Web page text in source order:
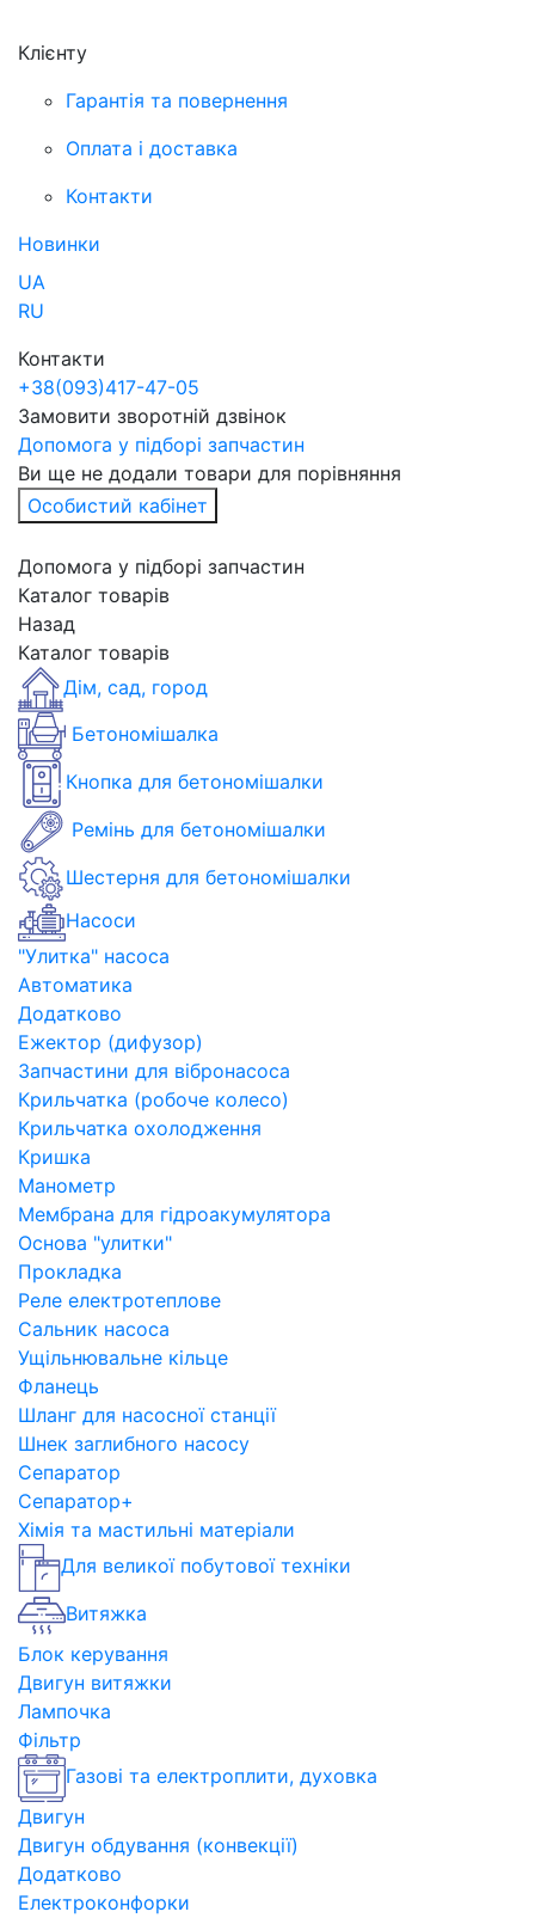
Клієнту
Гарантія та повернення
Оплата і доставка
Контакти
Новинки
UA
RU
Контакти
+38(093)417-47-05
Замовити зворотній дзвінок
Допомога у підборі запчастин
Ви ще не додали товари для порівняння
Особистий кабінет
Допомога у підборі запчастин
Каталог товарів
Назад
Каталог товарів
Дім, сад, город
Бетономішалка
Кнопка для бетономішалки
Ремінь для бетономішалки
Шестерня для бетономішалки
Насоси
"Улитка" насоса
Автоматика
Додатково
Ежектор (дифузор)
Запчастини для вібронасоса
Крильчатка (робоче колесо)
Крильчатка охолодження
Кришка
Манометр
Мембрана для гідроакумулятора
Основа "улитки"
Прокладка
Реле електротеплове
Сальник насоса
Ущільнювальне кільце
Фланець
Шланг для насосної станції
Шнек заглибного насосу
Сепаратор
Сепаратор+
Хімія та мастильні матеріали
Для великої побутової техніки
Витяжка
Блок керування
Двигун витяжки
Лампочка
Фільтр
Газові та електроплити, духовка
Двигун
Двигун обдування (конвекції)
Додатково
Електроконфорки